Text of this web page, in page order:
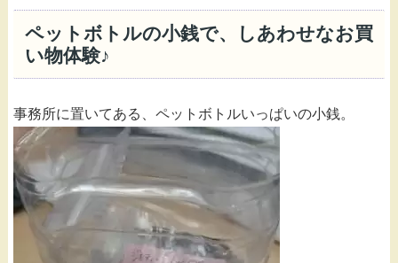
ペットボトルの小銭で、しあわせなお買
い物体験♪
事務所に置いてある、ペットボトルいっぱいの小銭。